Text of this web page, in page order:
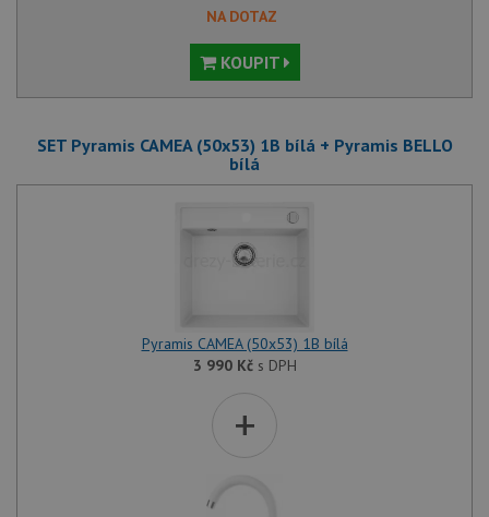
NA DOTAZ
KOUPIT
SET Pyramis CAMEA (50x53) 1B bílá + Pyramis BELLO
bílá
Pyramis CAMEA (50x53) 1B bílá
3 990 Kčs DPH
+